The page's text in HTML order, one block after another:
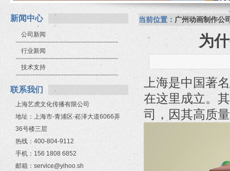
新闻中心
公司新闻
行业新闻
技术支持
联系我们
上海艺虎文化传播有限公司
地址：上海市-青浦区-崧泽大道6066弄
36号楼三层
热线：400-804-9112
手机：156 1808 6852
邮箱：service@yihoo.sh
当前位置：广州动画制作公
为
上海是中国著
在这里成立。
司，因其高质